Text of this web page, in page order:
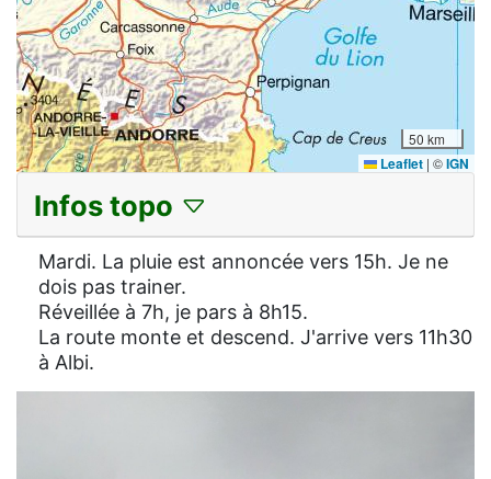
50 km
Leaflet | ©IGN
Infos topo
Mardi. La pluie est annoncée vers 15h. Je ne
dois pas trainer.
Réveillée à 7h, je pars à 8h15.
La route monte et descend. J'arrive vers 11h30
à Albi.